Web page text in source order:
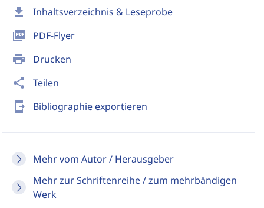
download Inhaltsverzeichnis & Leseprobe
picture_as_pdf PDF-Flyer
print Drucken
share Teilen
send_to_mobile Bibliographie exportieren
Mehr vom Autor / Herausgeber
Mehr zur Schriftenreihe / zum mehrbändigen
Werk